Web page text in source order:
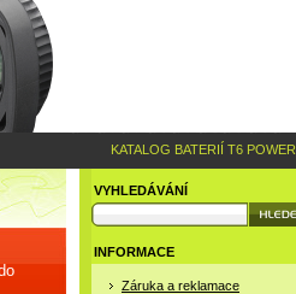
VYHLEDÁVÁNÍ
INFORMACE
Záruka a reklamace
KATALOG BATERIÍ T6 POWER